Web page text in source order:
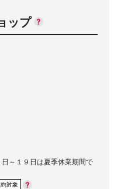
ップ
～１９日は夏季休業期間で
対象